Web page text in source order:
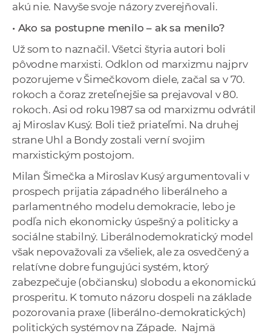
akú nie. Navyše svoje názory zverejňovali.
• Ako sa postupne menilo – ak sa menilo?
Už som to naznačil. Všetci štyria autori boli
pôvodne marxisti. Odklon od marxizmu najprv
pozorujeme v Šimečkovom diele, začal sa v 70.
rokoch a čoraz zreteľnejšie sa prejavoval v 80.
rokoch. Asi od roku 1987 sa od marxizmu odvrátil
aj Miroslav Kusý. Boli tiež priateľmi. Na druhej
strane Uhl a Bondy zostali verní svojim
marxistickým postojom.
Milan Šimečka a Miroslav Kusý argumentovali v
prospech prijatia západného liberálneho a
parlamentného modelu demokracie, lebo je
podľa nich ekonomicky úspešný a politicky a
sociálne stabilný. Liberálnodemokratický model
však nepovažovali za všeliek, ale za osvedčený a
relatívne dobre fungujúci systém, ktorý
zabezpečuje (občiansku) slobodu a ekonomickú
prosperitu. K tomuto názoru dospeli na základe
pozorovania praxe (liberálno-demokratických)
politických systémov na Západe. Najmä